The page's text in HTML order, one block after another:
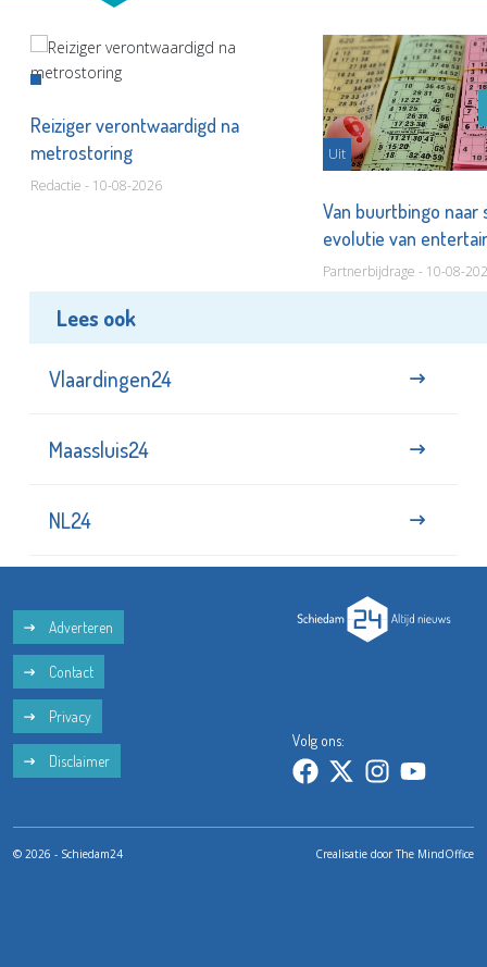
Reiziger verontwaardigd na
metrostoring
Redactie - 10-08-2026
Uit
Van buurtbingo naar
evolutie van
Partnerbijdrage - 10-08-
Lees ook
Vlaardingen24
Maassluis24
NL24
Adverteren
Contact
Privacy
Disclaimer
Volg ons:
© 2026 - Schiedam24 Crealisatie doorThe MindOffice